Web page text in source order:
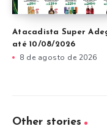
Atacadista Super
até 10/08/2026
8 de agosto de 2026
Other stories